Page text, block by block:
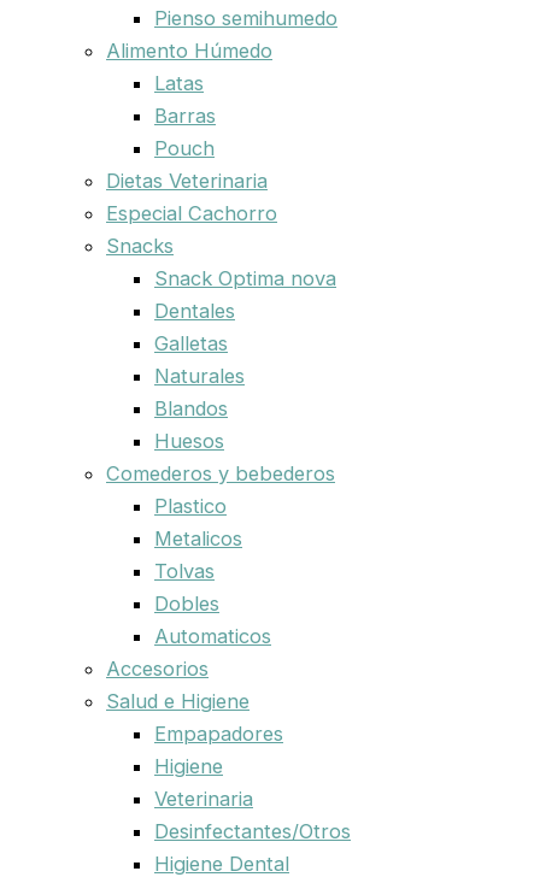
Pienso semihumedo
Alimento Húmedo
Latas
Barras
Pouch
Dietas Veterinaria
Especial Cachorro
Snacks
Snack Optima nova
Dentales
Galletas
Naturales
Blandos
Huesos
Comederos y bebederos
Plastico
Metalicos
Tolvas
Dobles
Automaticos
Accesorios
Salud e Higiene
Empapadores
Higiene
Veterinaria
Desinfectantes/Otros
Higiene Dental